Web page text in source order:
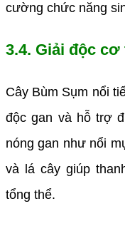
cường chức năng
3.4. Giải độc cơ
Cây Bùm Sụm nổi
độc gan và hỗ trợ
nóng gan như nổi
và lá cây giúp
tổng thể.